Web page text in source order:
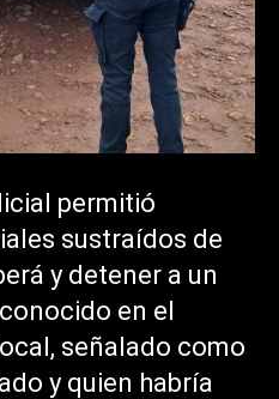
permitió
sustraídos de
y detener a un
en el
señalado como
y quien habría